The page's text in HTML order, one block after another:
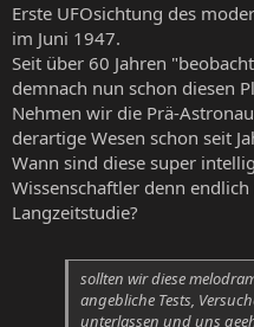
Erste UFOsichtung des
im Juni 1947.
Seit über 60 Jahren
demnach nun schon diesen
Nehmen wir die Prä-
derartige Wesen schon seit
Wann sind diese super
Wissenschaftler denn
Langzeitstudie?
sollten wir diese
angebliche Tests,
unterlassen und uns